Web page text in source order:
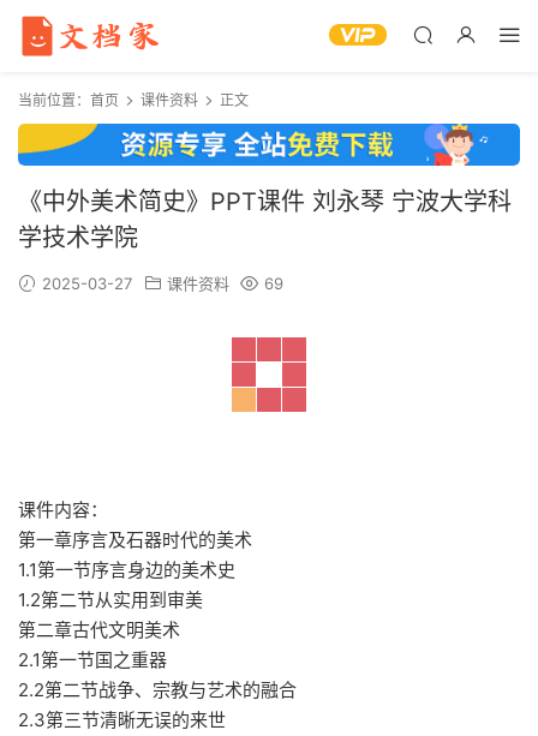
当前位置： 首页 课件资料 正文
《中外美术简史》PPT课件 刘永琴 宁波大学科
学技术学院
2025-03-27 课件资料 69
课件内容：
第一章序言及石器时代的美术
1.1第一节序言身边的美术史
1.2第二节从实用到审美
第二章古代文明美术
2.1第一节国之重器
2.2第二节战争、宗教与艺术的融合
2.3第三节清晰无误的来世